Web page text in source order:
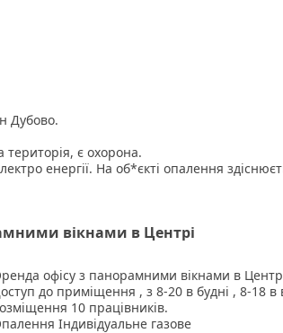
Дубово.
територія, є охорона.
енергії. На об*єкті опалення
неподалік від овочевого ринку.
вікнами в Центрі
офісу з панорамними вікнами в
до приміщення , з 8-20 в будні , 8-18 в
10 працівників.
Індивідуальне газове